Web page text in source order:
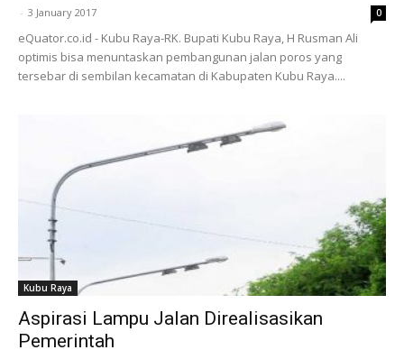
- 3 January 2017 0
eQuator.co.id - Kubu Raya-RK. Bupati Kubu Raya, H Rusman Ali
optimis bisa menuntaskan pembangunan jalan poros yang
tersebar di sembilan kecamatan di Kabupaten Kubu Raya....
Kubu Raya
Aspirasi Lampu Jalan Direalisasikan
Pemerintah